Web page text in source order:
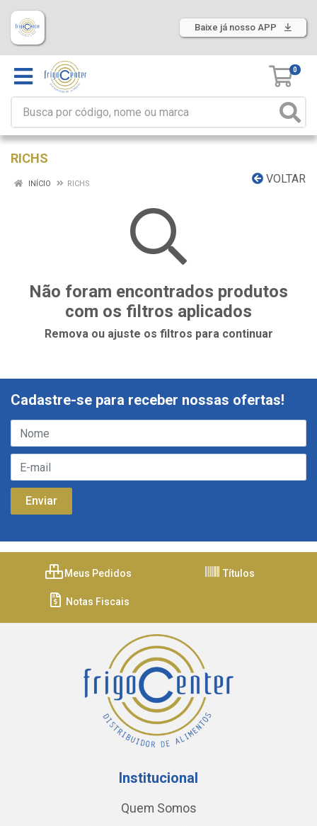
Baixe já nosso APP
0
RICHS
VOLTAR
INÍCIO RICHS
Não foram encontrados produtos
com os filtros aplicados
Remova ou ajuste os filtros para continuar
Cadastre-se para receber nossas ofertas!
Meus Pedidos Títulos
Notas Fiscais
Institucional
Quem Somos